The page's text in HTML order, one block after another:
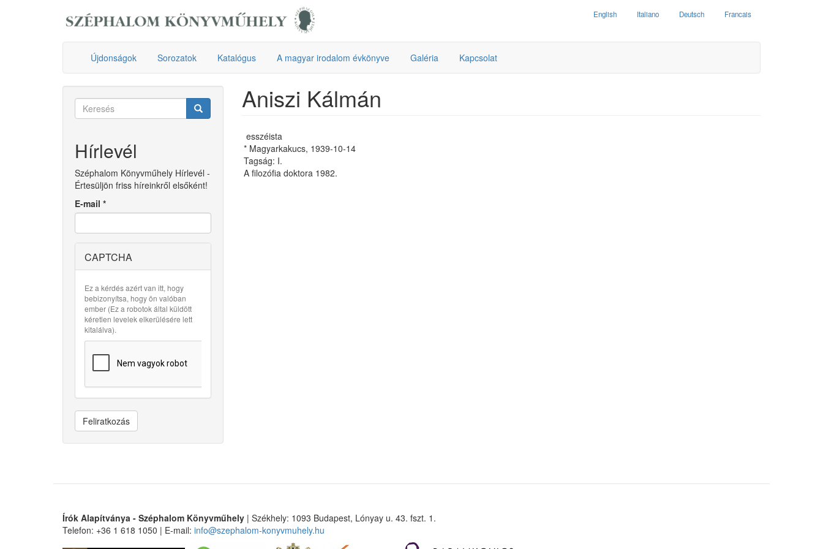
English Italiano Deutsch Francais
Újdonságok Sorozatok Katalógus A magyar irodalom évkönyve Galéria Kapcsolat
Keresés
Hírlevél
Széphalom Könyvműhely Hírlevél -
Értesüljön friss híreinkről elsőként!
E-mail *
CAPTCHA
Ez a kérdés azért van itt, hogy
bebizonyítsa, hogy ön valóban
ember (Ez a robotok által küldött
kéretlen levelek elkerülésére lett
kitalálva).
Feliratkozás
Aniszi Kálmán
esszéista
* Magyarkakucs, 1939-10-14
Tagság: I.
A filozófia doktora 1982.
Írók Alapítványa - Széphalom Könyvműhely | Székhely: 1093 Budapest, Lónyay u. 43. fszt. 1.
Telefon: +36 1 618 1050 | E-mail: info@szephalom-konyvmuhely.hu